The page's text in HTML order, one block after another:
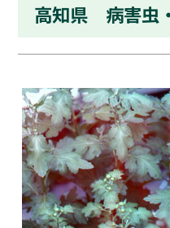
高知県 病害虫